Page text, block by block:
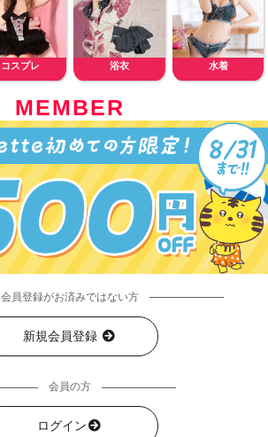
コスプレ 浴衣 水着
MEMBER
会員登録がお済みではない方
新規会員登録
会員の方
ログイン